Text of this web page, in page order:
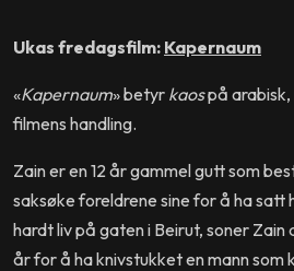
Ukas fredagsfilm: Kapernaum
«Kapernaum» betyr kaospå arabisk,
filmens handling.
Zain er en 12 år gammel gutt som
saksøke foreldrene sine for å ha satt
hardt liv på gaten i Beirut, soner
år for å ha knivstukket en mann som